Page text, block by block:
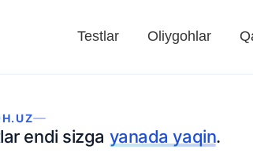
Testlar Oliygohlar
endi sizga yanada yaqin.